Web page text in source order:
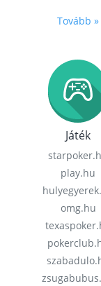
Tovább »
Játék
play.hu
omg.hu